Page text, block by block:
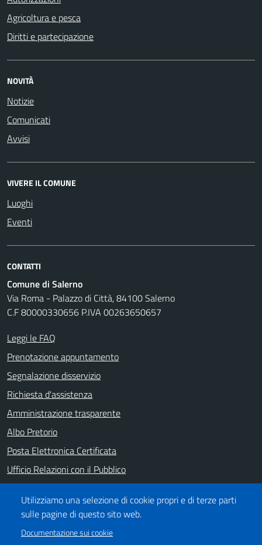
Utilizziamo una selezione di cookie propri e di terze parti
sulle pagine di questo sito web.
Documentazione sui cookie
Agricoltura e pesca
Diritti e partecipazione
NOVITÀ
Notizie
Comunicati
Avvisi
VIVERE IL COMUNE
Luoghi
Eventi
CONTATTI
Comune di Salerno
Via Roma - Palazzo di Città, 84100 Salerno
C.F 80000330656 P.IVA 00263650657
Leggi le FAQ
Prenotazione appuntamento
Segnalazione disservizio
Richiesta d'assistenza
Amministrazione trasparente
Albo Pretorio
Posta Elettronica Certificata
Ufficio Relazioni con il Pubblico
Note legali
Informativa privacy